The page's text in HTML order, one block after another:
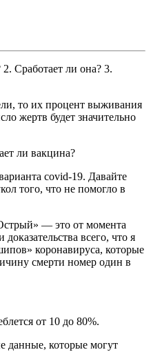
Сработает ли она? 3.
то их процент выживания
жертв будет значительно
ли вакцина?
covid-19. Давайте
того, что не помогло в
— это от момента
всего, что я
коронавируса, которые
смерти номер один в
от 10 до 80%.
данные, которые могут